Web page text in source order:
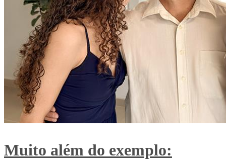
Muito além do exemplo: